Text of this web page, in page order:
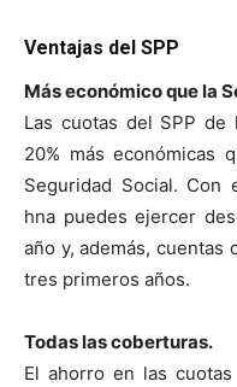
Ventajas del SPP
Más económico que la
Las cuotas del SPP
20% más económicas
Seguridad Social. Con
hna puedes ejercer
año y, además, cuentas
tres primeros años.
Todas las coberturas.
El ahorro en las